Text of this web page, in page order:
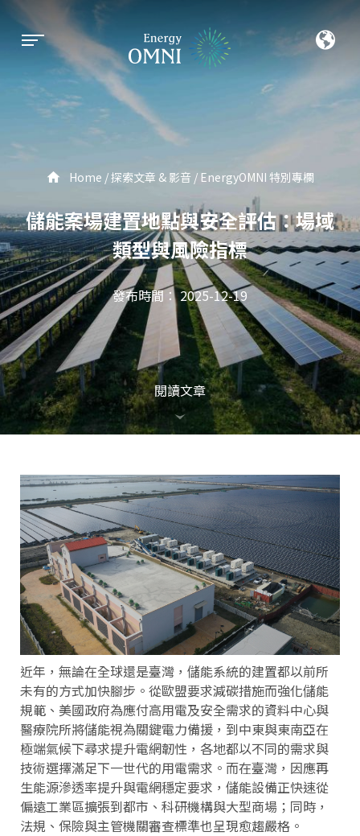
Home 探索文章 & 影音 EnergyOMNI 特別專欄
儲能案場建置地點與安全評估：場域
類型與風險指標
發布時間： 2025-12-19
閱讀文章
近年，無論在全球還是臺灣，儲能系統的建置都以前所
未有的方式加快腳步。從歐盟要求減碳措施而強化儲能
規範、美國政府為應付高用電及安全需求的資料中心與
醫療院所將儲能視為關鍵電力備援，到中東與東南亞在
極端氣候下尋求提升電網韌性，各地都以不同的需求與
技術選擇滿足下一世代的用電需求。而在臺灣，因應再
生能源滲透率提升與電網穩定要求，儲能設備正快速從
偏遠工業區擴張到都市、科研機構與大型商場；同時，
法規、保險與主管機關審查標準也呈現愈趨嚴格。